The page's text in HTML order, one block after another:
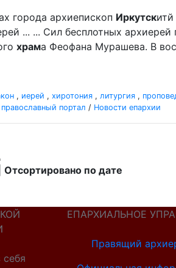
города архиепископ Иркутск
... ... Сил бесплотных архиерей
храма Феофана Мурашева. В
, иерей , хиротония , литургия ,
портал / Новости епархии
Отсортировано по дате
ЕПАРХИАЛЬНОЕ
Правящий